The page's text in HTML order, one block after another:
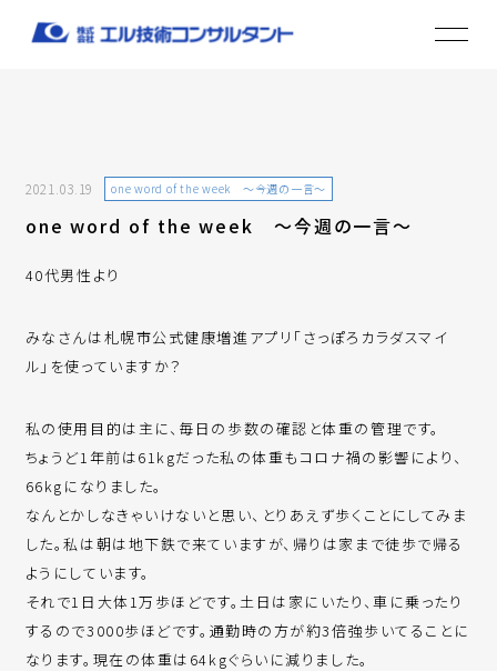
2021.03.19 one word of the week ～今週の一言～
one word of the week ～今週の一言～
40代男性より
みなさんは札幌市公式健康増進アプリ「さっぽろカラダスマイ
ル」を使っていますか？
私の使用目的は主に、毎日の歩数の確認と体重の管理です。
ちょうど1年前は61kgだった私の体重もコロナ禍の影響により、
66kgになりました。
なんとかしなきゃいけないと思い、とりあえず歩くことにしてみま
した。私は朝は地下鉄で来ていますが、帰りは家まで徒歩で帰る
ようにしています。
それで1日大体1万歩ほどです。土日は家にいたり、車に乗ったり
するので3000歩ほどです。通勤時の方が約3倍強歩いてることに
なります。現在の体重は64kgぐらいに減りました。